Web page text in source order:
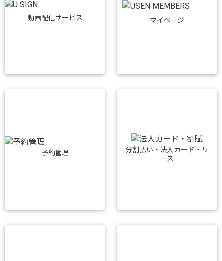
動画配信サービス マイページ
予約管理
分割払い・法人カード・リ
ース